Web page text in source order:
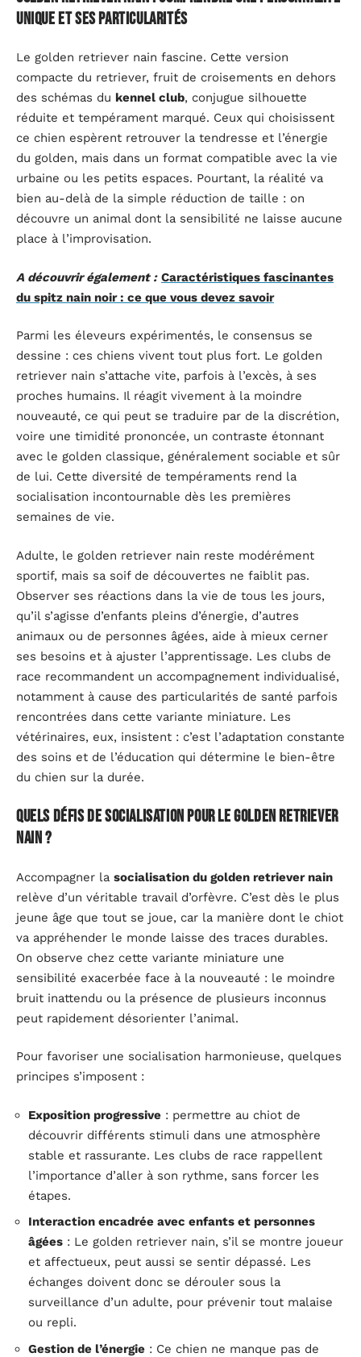
unique et ses particularités
Le golden retriever nain fascine. Cette version
compacte du retriever, fruit de croisements en dehors
des schémas du kennel club, conjugue silhouette
réduite et tempérament marqué. Ceux qui choisissent
ce chien espèrent retrouver la tendresse et l’énergie
du golden, mais dans un format compatible avec la vie
urbaine ou les petits espaces. Pourtant, la réalité va
bien au-delà de la simple réduction de taille : on
découvre un animal dont la sensibilité ne laisse aucune
place à l’improvisation.
A découvrir également : Caractéristiques fascinantes
du spitz nain noir : ce que vous devez savoir
Parmi les éleveurs expérimentés, le consensus se
dessine : ces chiens vivent tout plus fort. Le golden
retriever nain s’attache vite, parfois à l’excès, à ses
proches humains. Il réagit vivement à la moindre
nouveauté, ce qui peut se traduire par de la discrétion,
voire une timidité prononcée, un contraste étonnant
avec le golden classique, généralement sociable et sûr
de lui. Cette diversité de tempéraments rend la
socialisation incontournable dès les premières
semaines de vie.
Adulte, le golden retriever nain reste modérément
sportif, mais sa soif de découvertes ne faiblit pas.
Observer ses réactions dans la vie de tous les jours,
qu’il s’agisse d’enfants pleins d’énergie, d’autres
animaux ou de personnes âgées, aide à mieux cerner
ses besoins et à ajuster l’apprentissage. Les clubs de
race recommandent un accompagnement individualisé,
notamment à cause des particularités de santé parfois
rencontrées dans cette variante miniature. Les
vétérinaires, eux, insistent : c’est l’adaptation constante
des soins et de l’éducation qui détermine le bien-être
du chien sur la durée.
Quels défis de socialisation pour le golden retriever
nain ?
Accompagner la socialisation du golden retriever nain
relève d’un véritable travail d’orfèvre. C’est dès le plus
jeune âge que tout se joue, car la manière dont le chiot
va appréhender le monde laisse des traces durables.
On observe chez cette variante miniature une
sensibilité exacerbée face à la nouveauté : le moindre
bruit inattendu ou la présence de plusieurs inconnus
peut rapidement désorienter l’animal.
Pour favoriser une socialisation harmonieuse, quelques
principes s’imposent :
Exposition progressive : permettre au chiot de
découvrir différents stimuli dans une atmosphère
stable et rassurante. Les clubs de race rappellent
l’importance d’aller à son rythme, sans forcer les
étapes.
Interaction encadrée avec enfants et personnes
âgées : Le golden retriever nain, s’il se montre joueur
et affectueux, peut aussi se sentir dépassé. Les
échanges doivent donc se dérouler sous la
surveillance d’un adulte, pour prévenir tout malaise
ou repli.
Gestion de l’énergie : Ce chien ne manque pas de